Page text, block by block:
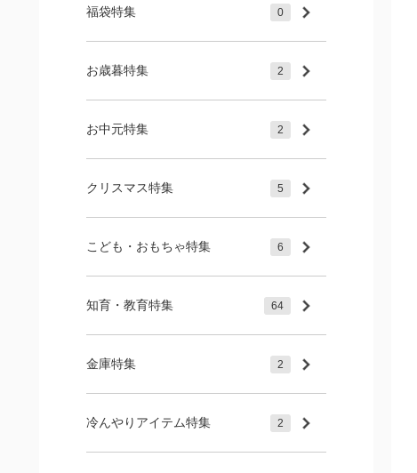
0
福袋特集
2
お歳暮特集
2
お中元特集
5
クリスマス特集
6
こども・おもちゃ特集
64
知育・教育特集
2
金庫特集
2
冷んやりアイテム特集